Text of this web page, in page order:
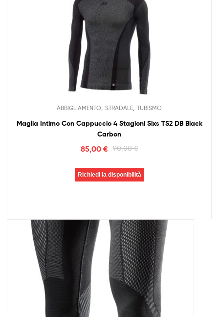
ABBIGLIAMENTO STRADALE TURISMO
Maglia Intimo Con Cappuccio 4 Stagioni Sixs TS2 DB Black
Carbon
90,00€
85,00€
Richiedi la disponibilità